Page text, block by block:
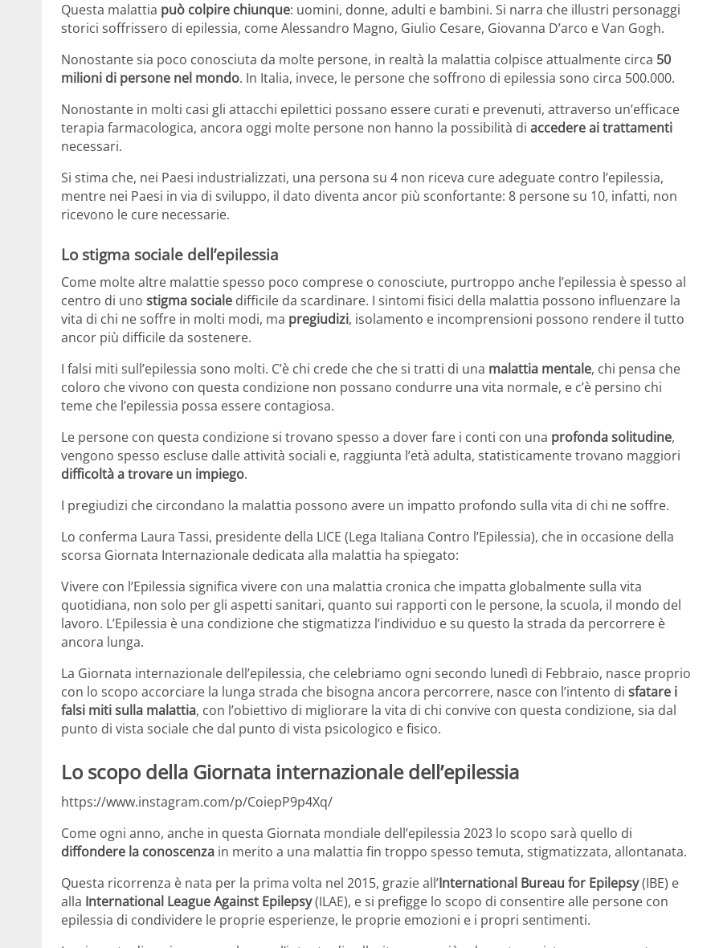
Questa malattia può colpire chiunque: uomini, donne, adulti e bambini. Si narra che illustri personaggi
storici soffrissero di epilessia, come Alessandro Magno, Giulio Cesare, Giovanna D’arco e Van Gogh.
Nonostante sia poco conosciuta da molte persone, in realtà la malattia colpisce attualmente circa 50
milioni di persone nel mondo. In Italia, invece, le persone che soffrono di epilessia sono circa 500.000.
Nonostante in molti casi gli attacchi epilettici possano essere curati e prevenuti, attraverso un’efficace
terapia farmacologica, ancora oggi molte persone non hanno la possibilità di accedere ai trattamenti
necessari.
Si stima che, nei Paesi industrializzati, una persona su 4 non riceva cure adeguate contro l’epilessia,
mentre nei Paesi in via di sviluppo, il dato diventa ancor più sconfortante: 8 persone su 10, infatti, non
ricevono le cure necessarie.
Lo stigma sociale dell’epilessia
Come molte altre malattie spesso poco comprese o conosciute, purtroppo anche l’epilessia è spesso al
centro di uno stigma sociale difficile da scardinare. I sintomi fisici della malattia possono influenzare la
vita di chi ne soffre in molti modi, ma pregiudizi, isolamento e incomprensioni possono rendere il tutto
ancor più difficile da sostenere.
I falsi miti sull’epilessia sono molti. C’è chi crede che che si tratti di una malattia mentale, chi pensa che
coloro che vivono con questa condizione non possano condurre una vita normale, e c’è persino chi
teme che l’epilessia possa essere contagiosa.
Le persone con questa condizione si trovano spesso a dover fare i conti con una profonda solitudine,
vengono spesso escluse dalle attività sociali e, raggiunta l’età adulta, statisticamente trovano maggiori
difficoltà a trovare un impiego.
I pregiudizi che circondano la malattia possono avere un impatto profondo sulla vita di chi ne soffre.
Lo conferma Laura Tassi, presidente della LICE (Lega Italiana Contro l’Epilessia), che in occasione della
scorsa Giornata Internazionale dedicata alla malattia ha spiegato:
Vivere con l’Epilessia significa vivere con una malattia cronica che impatta globalmente sulla vita
quotidiana, non solo per gli aspetti sanitari, quanto sui rapporti con le persone, la scuola, il mondo del
lavoro. L’Epilessia è una condizione che stigmatizza l’individuo e su questo la strada da percorrere è
ancora lunga.
La Giornata internazionale dell’epilessia, che celebriamo ogni secondo lunedì di Febbraio, nasce proprio
con lo scopo accorciare la lunga strada che bisogna ancora percorrere, nasce con l’intento di sfatare i
falsi miti sulla malattia, con l’obiettivo di migliorare la vita di chi convive con questa condizione, sia dal
punto di vista sociale che dal punto di vista psicologico e fisico.
Lo scopo della Giornata internazionale dell’epilessia
https://www.instagram.com/p/CoiepP9p4Xq/
Come ogni anno, anche in questa Giornata mondiale dell’epilessia 2023 lo scopo sarà quello di
diffondere la conoscenza in merito a una malattia fin troppo spesso temuta, stigmatizzata, allontanata.
Questa ricorrenza è nata per la prima volta nel 2015, grazie all’International Bureau for Epilepsy(IBE) e
alla International League Against Epilepsy(ILAE), e si prefigge lo scopo di consentire alle persone con
epilessia di condividere le proprie esperienze, le proprie emozioni e i propri sentimenti.